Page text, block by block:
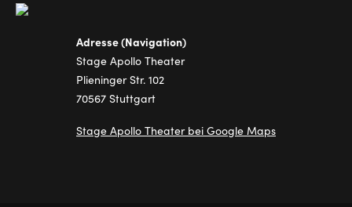
Adresse (Navigation)
Stage Apollo Theater
Plieninger Str. 102
70567 Stuttgart
Stage Apollo Theater bei Google Maps